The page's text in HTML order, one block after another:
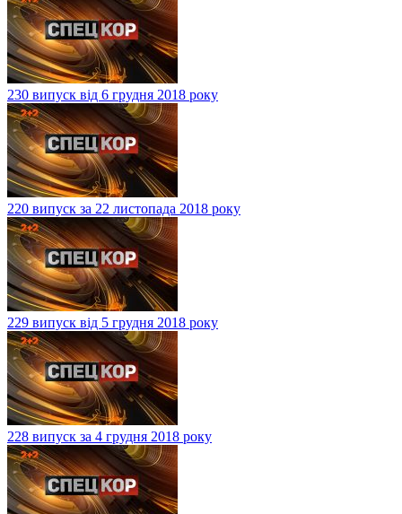
230 випуск від 6 грудня 2018 року
220 випуск за 22 листопада 2018 року
229 випуск від 5 грудня 2018 року
228 випуск за 4 грудня 2018 року